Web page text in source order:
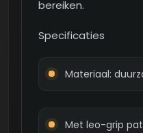
bereiken.
Specificaties
Materiaal:
Met leo-grip